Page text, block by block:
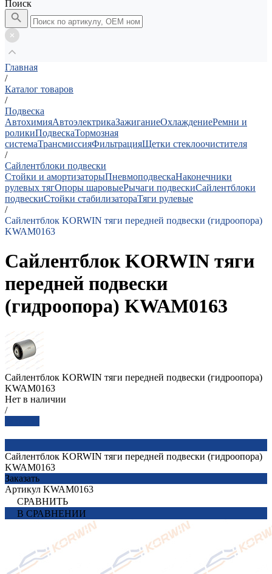
Поиск
Главная
/
Каталог товаров
/
Подвеска
АвтохимияАвтоэлектрикаЗажиганиеОхлаждениеРемни и
роликиПодвескаТормозная
системаТрансмиссияФильтрацияЩетки стеклоочистителя
/
Сайлентблоки подвески
Стойки и амортизаторыПневмоподвескаНаконечники
рулевых тягОпоры шаровыеРычаги подвескиСайлентблоки
подвескиСтойки стабилизатораТяги рулевые
/
Сайлентблок KORWIN тяги передней подвески (гидроопора)
KWAM0163
Сайлентблок KORWIN тяги
передней подвески
(гидроопора) KWAM0163
Сайлентблок KORWIN тяги передней подвески (гидроопора)
KWAM0163
Нет в наличии
/
Сайлентблок KORWIN тяги передней подвески (гидроопора)
KWAM0163
Заказать
Артикул KWAM0163
СРАВНИТЬ
В СРАВНЕНИИ